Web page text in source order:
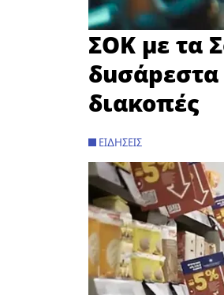
ΣOK με τα
δuσάpεστα
διακοπές
ΕΙΔΉΣΕΙΣ